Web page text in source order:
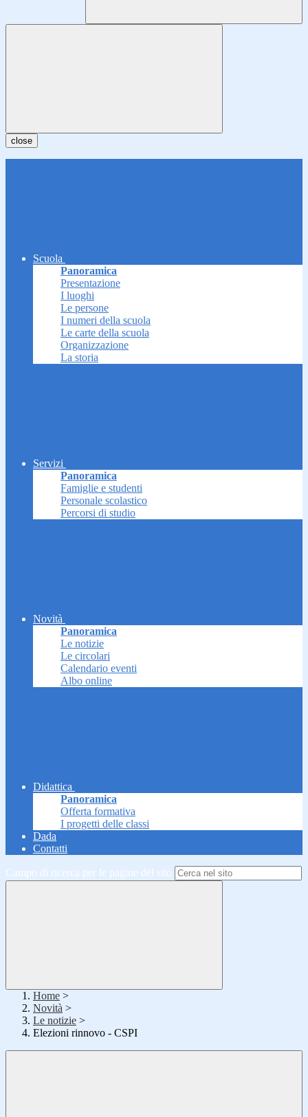
close
Scuola
Panoramica
Presentazione
I luoghi
Le persone
I numeri della scuola
Le carte della scuola
Organizzazione
La storia
Servizi
Panoramica
Famiglie e studenti
Personale scolastico
Percorsi di studio
Novità
Panoramica
Le notizie
Le circolari
Calendario eventi
Albo online
Didattica
Panoramica
Offerta formativa
I progetti delle classi
Dada
Contatti
Campo di ricerca per le pagine del sito
Home >
Novità >
Le notizie >
Elezioni rinnovo - CSPI